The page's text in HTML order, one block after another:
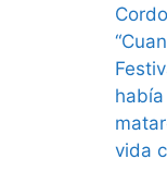
vida